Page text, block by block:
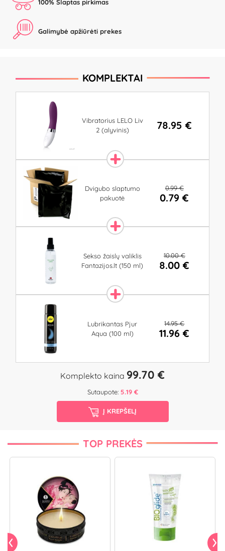
100% Slaptas pirkimas
Galimybė apžiūrėti prekes
KOMPLEKTAI
Vibratorius LELO Liv
2 (alyvinis)
78.95 €
Dvigubo slaptumo
pakuotė
0.99 €
0.79 €
Sekso žaislų valiklis
Fantazijos.lt (150 ml)
10.00 €
8.00 €
Lubrikantas Pjur
Aqua (100 ml)
14.95 €
11.96 €
Komplekto kaina 99.70 €
Sutaupote: 5.19 €
Į KREPŠELĮ
TOP PREKĖS